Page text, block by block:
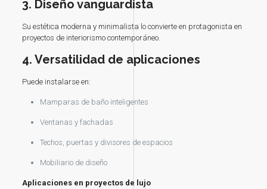
3. Diseño vanguardista
Su estética moderna y minimalista lo convierte en protagonista en
proyectos de interiorismo contemporáneo.
4. Versatilidad de aplicaciones
Puede instalarse en:
Mamparas de baño inteligentes
Ventanas y fachadas
Techos, puertas y divisores de espacios
Mobiliario de diseño
Aplicaciones en proyectos de lujo